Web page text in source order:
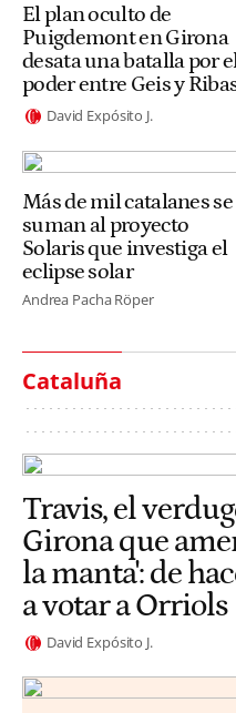
El plan oculto de
Puigdemont en Girona
desata una batalla por
poder entre Geis y
David Expósito J.
Más de mil catalanes se
suman al proyecto
Solaris que investiga el
eclipse solar
Andrea Pacha Röper
Cataluña
Travis, el
Girona que
la manta': de
a votar a Orriols
David Expósito J.